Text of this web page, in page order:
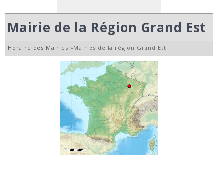
Mairie de la Région Grand Est
Horaire des Mairies » Mairies de la région Grand Est